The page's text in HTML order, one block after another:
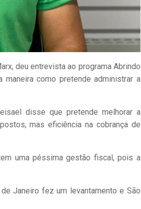
deu entrevista ao programa Abrindo
como pretende administrar a
disse que pretende melhorar a
mas eficiência na cobrança de
uma péssima gestão fiscal, pois a
Janeiro fez um levantamento e São